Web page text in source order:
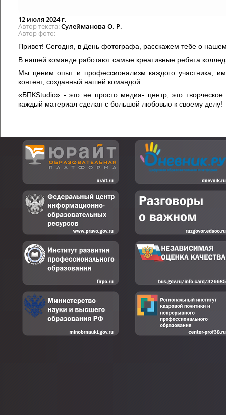
12 июля 2024 г.
Автор текста Сулейманова О. Р.
Автор фото
Привет! Сегодня, в День фотографа, расскажем тебе о
В нашей команде работают самые креативные ребята
Мы ценим опыт и профессионализм каждого участника,
контент, созданный нашей командой
«БПКStudio» - это не просто медиа- центр, это
каждый материал сделан с большой любовью к своему делу!